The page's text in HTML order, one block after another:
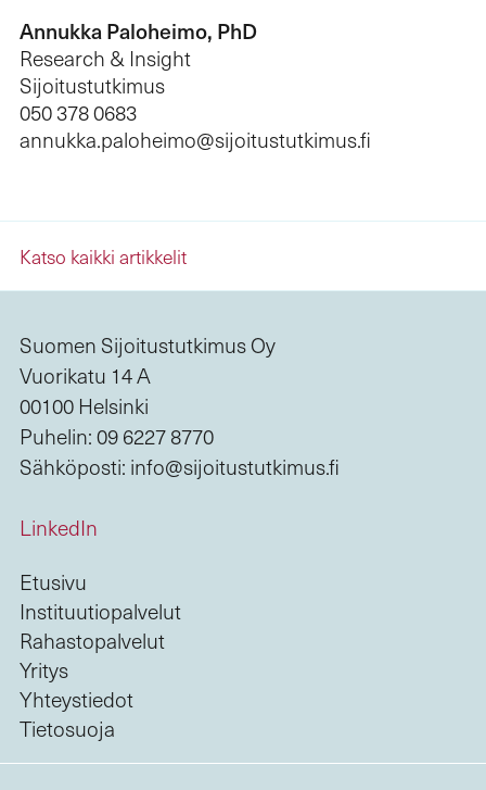
Annukka Paloheimo, PhD
Research & Insight
Sijoitustutkimus
050 378 0683
annukka.paloheimo@sijoitustutkimus.fi
Katso kaikki artikkelit
Suomen Sijoitustutkimus Oy
Vuorikatu 14 A
00100 Helsinki
Puhelin: 09 6227 8770
Sähköposti: info@sijoitustutkimus.fi
LinkedIn
Etusivu
Instituutiopalvelut
Rahastopalvelut
Yritys
Yhteystiedot
Tietosuoja